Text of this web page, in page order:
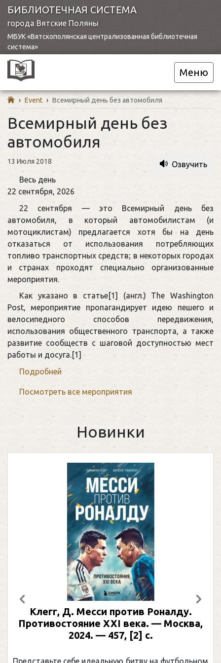
БИБЛИОТЕЧНАЯ СИСТЕМА
города Вятские Поляны
МБУК «Вятскополянская централизованная библиотечная
система»
Меню
› Event › Всемирный день без автомобиля
Всемирный день без
автомобиля
13 Июля 2018
Озвучить
Всемирный
день
автомобиля
Весь день
22 сентября, 2026
22 сентября — это Всемирный день без
автомобиля, в который автомобилистам (и
мотоциклистам) предлагается хотя бы на день
отказаться от использования потребляющих
топливо транспортных средств; в некоторых городах
и странах проходят специально организованные
мероприятия.
Как указано в статье[1] (англ.) The Washington
Post, мероприятие пропагандирует идею пешего и
велосипедного способов передвижения,
использования общественного транспорта, а также
развитие сообществ с шаговой доступностью мест
работы и досуга.[1]
Подробней
Посмотреть все мероприятия
Новинки
Клегг, Д. Месси против Роналду.
Противостояние XXI века. — Москва,
2024. — 457, [2] с.
Представьте себе идеальную битву на футбольном
Предыдущий